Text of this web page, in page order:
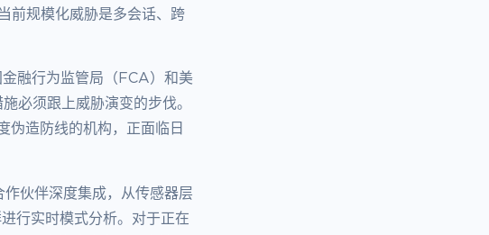
前规模化威胁是多会话、跨
融行为监管局（FCA）和美
必须跟上威胁演变的步伐。
伪造防线的机构，正面临日
伙伴深度集成，从传感器层
行实时模式分析。对于正在